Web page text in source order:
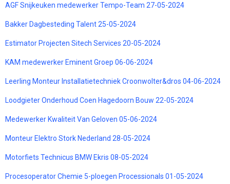
AGF Snijkeuken medewerker Tempo-Team 27-05-2024
Bakker Dagbesteding Talent 25-05-2024
Estimator Projecten Sitech Services 20-05-2024
KAM medewerker Eminent Groep 06-06-2024
Leerling Monteur Installatietechniek Croonwolter&dros 04-06-2024
Loodgieter Onderhoud Coen Hagedoorn Bouw 22-05-2024
Medewerker Kwaliteit Van Geloven 05-06-2024
Monteur Elektro Stork Nederland 28-05-2024
Motorfiets Technicus BMW Ekris 08-05-2024
Procesoperator Chemie 5-ploegen Processionals 01-05-2024